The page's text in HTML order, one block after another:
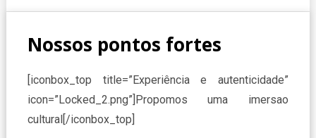
Nossos pontos fortes
[iconbox_top title=”Experiência e autenticidade”
icon=”Locked_2.png”]Propomos uma imersao
cultural[/iconbox_top]